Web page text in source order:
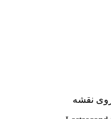
نقشه